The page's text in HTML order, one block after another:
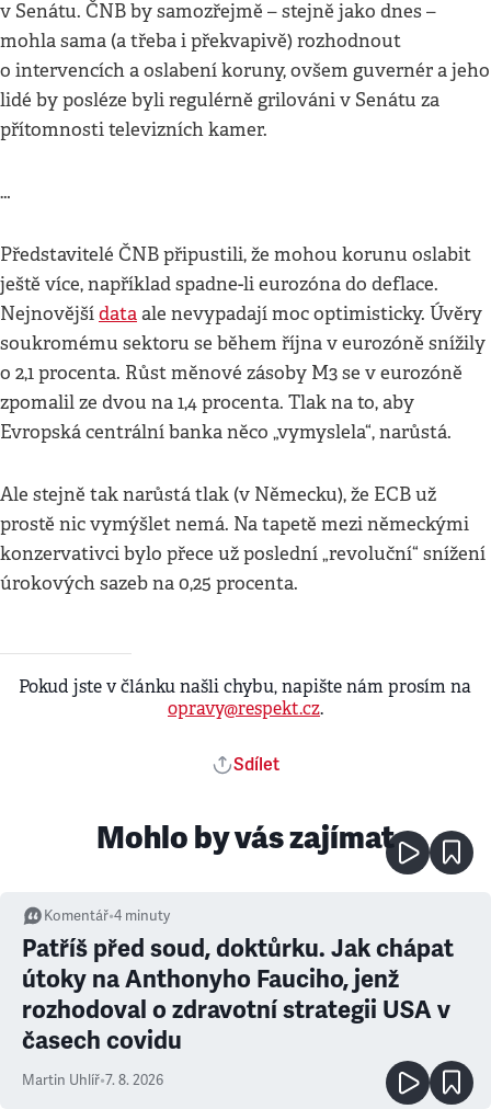
v Senátu. ČNB by samozřejmě – stejně jako dnes –
mohla sama (a třeba i překvapivě) rozhodnout
o intervencích a oslabení koruny, ovšem guvernér a jeho
lidé by posléze byli regulérně grilováni v Senátu za
přítomnosti televizních kamer.
…
Představitelé ČNB připustili, že mohou korunu oslabit
ještě více, například spadne-li eurozóna do deflace.
Nejnovějšídataale nevypadají moc optimisticky. Úvěry
soukromému sektoru se během října v eurozóně snížily
o 2,1 procenta. Růst měnové zásoby M3 se v eurozóně
zpomalil ze dvou na 1,4 procenta. Tlak na to, aby
Evropská centrální banka něco „vymyslela“, narůstá.
Ale stejně tak narůstá tlak (v Německu), že ECB už
prostě nic vymýšlet nemá. Na tapetě mezi německými
konzervativci bylo přece už poslední „revoluční“ snížení
úrokových sazeb na 0,25 procenta.
Pokud jste v článku našli chybu, napište nám prosím na
opravy@respekt.cz.
Sdílet
Mohlo by vás zajímat
Komentář•4 minuty
Patříš před soud, doktůrku. Jak chápat
útoky na Anthonyho Fauciho, jenž
rozhodoval o zdravotní strategii USA v
časech covidu
Martin Uhlíř•7. 8. 2026